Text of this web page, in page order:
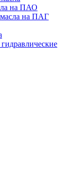
на ПАО
на ПАГ